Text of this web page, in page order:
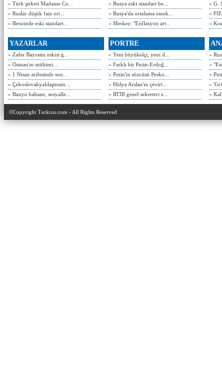
» Türk şirketi Madame Co...
» Ruslar düşük faiz ort...
» Benzinde eski standart...
» Rusya eski standart be...
» Rusya'da ortalama emek...
» Merkez: "Enflasyon art...
» G.
»
»
YAZARLAR
» Zafer Bayramı eskisi g...
» Osman'ın mühimi...
» 1 Nisan arifesinde son...
» Çekoslovakyalılaştıram...
» Banyo bahane, sosyalle...
PORTRE
» Yeni büyükelçi, yeni d...
» Farklı bir Putin-Erdoğ...
» Putin'in sözcüsü Pesko...
» Hülya Arslan'ın çeviri...
» RTİB genel sekreteri e...
»
»
»
»
»
©Copyright Turkrus.com - All Rights Reserved